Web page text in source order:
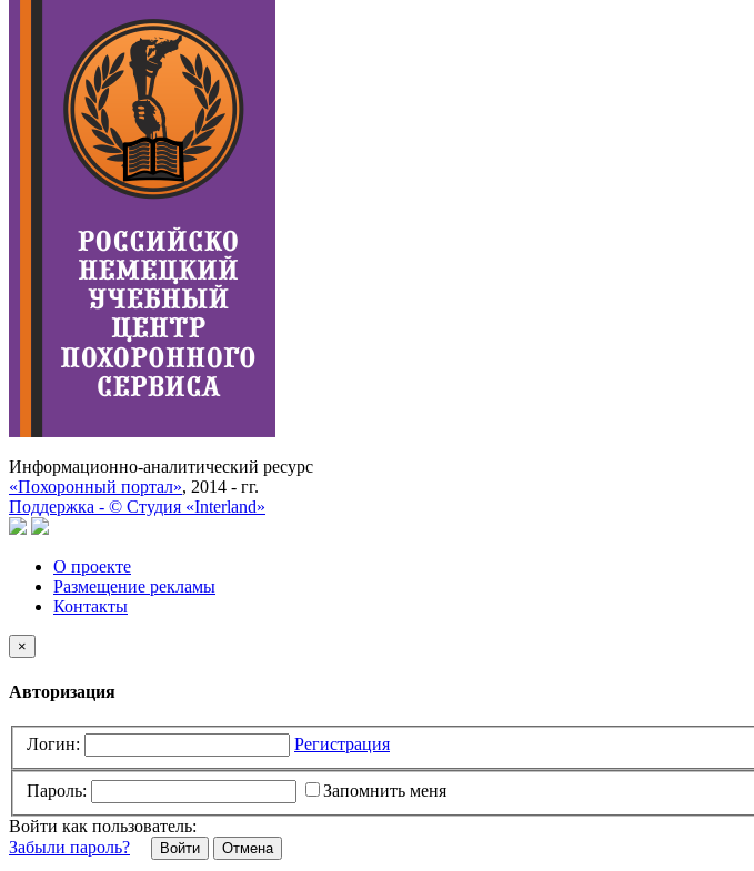
Информационно-аналитический ресурс
«Похоронный портал», 2014 - гг.
Поддержка - © Cтудия «Interland»
О проекте
Размещение рекламы
Контакты
×
Авторизация
Логин: Регистрация
Пароль:
Запомнить меня
Войти как пользователь:
Забыли пароль?
Отмена